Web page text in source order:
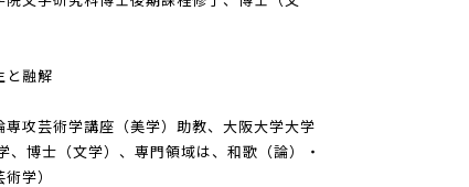
と融解
専攻芸術学講座（美学）助教、大阪大学大学
博士（文学）、専門領域は、和歌（論）・
学）